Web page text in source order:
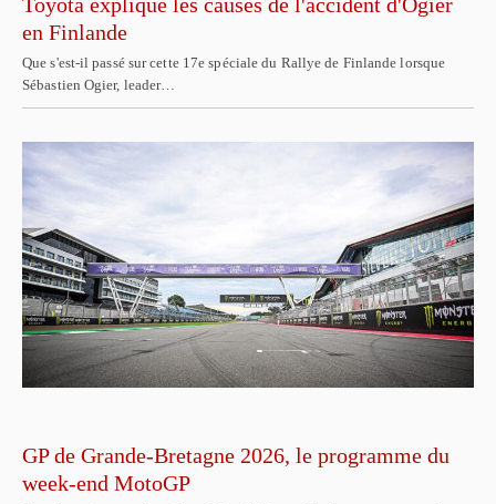
en Finlande
Que s'est-il passé sur cette 17e spéciale du Rallye de Finlande lorsque
Sébastien Ogier, leader…
GP de Grande-Bretagne 2026, le programme du
week-end MotoGP